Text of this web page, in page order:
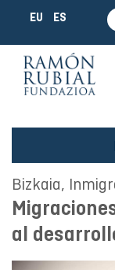
EU ES
Bizkaia,
al